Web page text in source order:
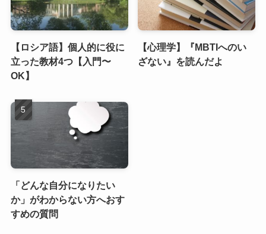
【ロシア語】個人的に役に
立った教材4つ【入門〜
OK】
【心理学】『MBTIへのい
ざない』を読んだよ
「どんな自分になりたい
か」がわからない方へおす
すめの質問